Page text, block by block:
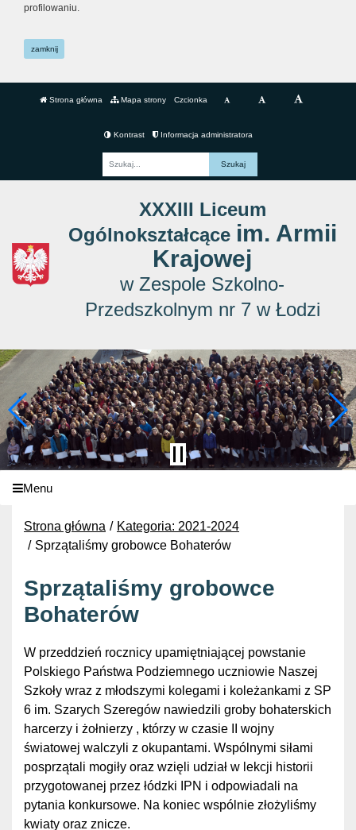
profilowaniu.
zamknij
Strona główna Mapa strony Czcionka
Kontrast Informacja administratora
XXXIII Liceum
Ogólnokształcące im. Armii
Krajowej
w Zespole Szkolno-
Przedszkolnym nr 7 w Łodzi
Menu
Strona główna
Kategoria: 2021-2024
Sprzątaliśmy grobowce Bohaterów
Sprzątaliśmy grobowce
Bohaterów
W przeddzień rocznicy upamiętniającej powstanie
Polskiego Państwa Podziemnego uczniowie Naszej
Szkoły wraz z młodszymi kolegami i koleżankami z SP
6 im. Szarych Szeregów nawiedzili groby bohaterskich
harcerzy i żołnierzy , którzy w czasie II wojny
światowej walczyli z okupantami. Wspólnymi siłami
posprzątali mogiły oraz wzięli udział w lekcji historii
przygotowanej przez łódzki IPN i odpowiadali na
pytania konkursowe. Na koniec wspólnie złożyliśmy
kwiaty oraz znicze.